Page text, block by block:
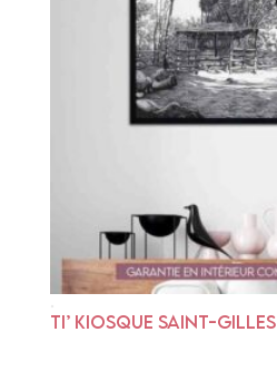
TI’ KIOSQUE SAINT-GILLES